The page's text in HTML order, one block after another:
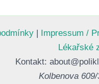
| Impressum /
Lékařské
Kontakt:
Kolbenova